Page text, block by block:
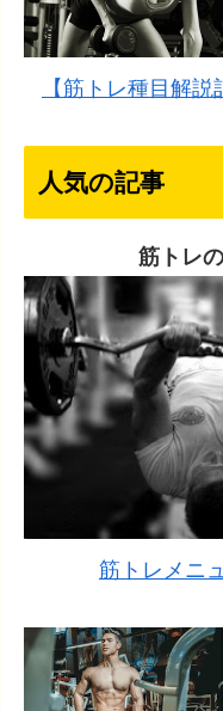
【筋トレ種目解説
人気の記事
筋トレ
筋トレメニ